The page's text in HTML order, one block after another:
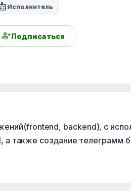
Исполнитель
person_addПодписаться
backend), с
а также создание телеграмм